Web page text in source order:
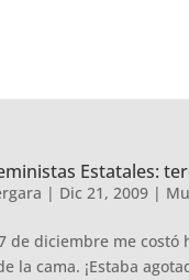
Estatales:
| Dic 21, 2009|
de diciembre me costó
la cama. ¡Estaba